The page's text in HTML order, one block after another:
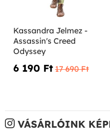
Kassandra Jelmez -
Assassin's Creed
Odyssey
6 190 Ft‎ 17 690 Ft‎
VÁSÁRLÓINK